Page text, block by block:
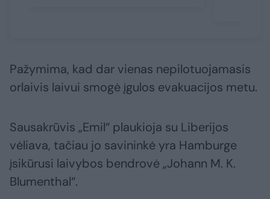
Pažymima, kad dar vienas nepilotuojamasis
orlaivis laivui smogė įgulos evakuacijos metu.
Sausakrūvis „Emil“ plaukioja su Liberijos
vėliava, tačiau jo savininkė yra Hamburge
įsikūrusi laivybos bendrovė „Johann M. K.
Blumenthal“.